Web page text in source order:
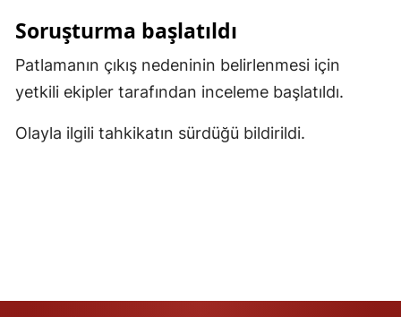
Niğde
Ordu
Rize
Sakarya
Soruşturma başlatıldı
Patlamanın çıkış nedeninin belirlenmesi için
yetkili ekipler tarafından inceleme başlatıldı.
Olayla ilgili tahkikatın sürdüğü bildirildi.